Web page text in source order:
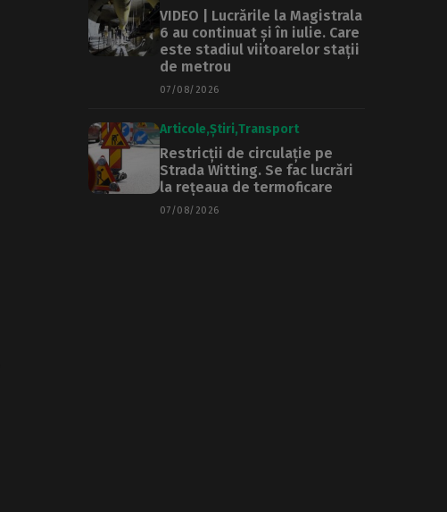
VIDEO | Lucrările la Magistrala
6 au continuat și în iulie. Care
este stadiul viitoarelor stații
de metrou
07/08/2026
Articole Știri Transport
Restricții de circulație pe
Strada Witting. Se fac lucrări
la rețeaua de termoficare
07/08/2026